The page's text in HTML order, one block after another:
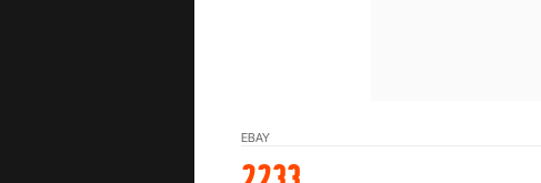
EBAY